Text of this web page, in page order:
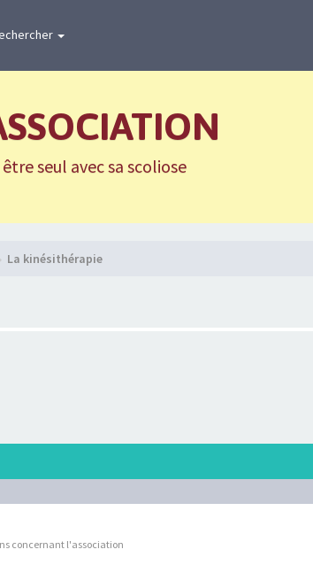
seul avec sa scoliose
La kinésithérapie
concernant l'association